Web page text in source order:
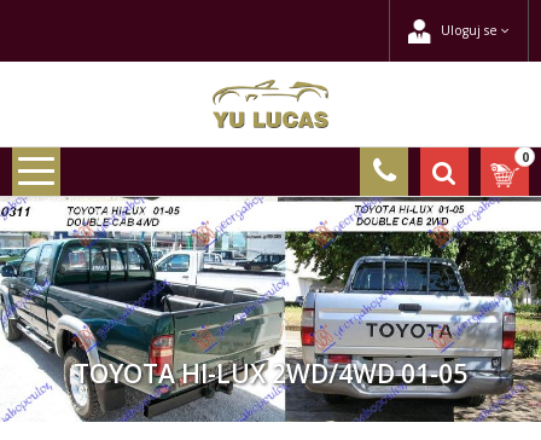
Uloguj se
0
TOYOTA HI-LUX 2WD/4WD 01-05